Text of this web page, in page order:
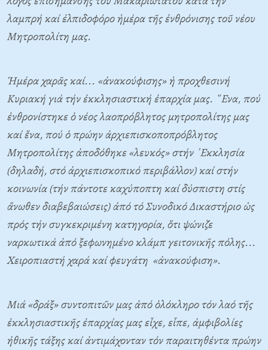
λαμπρή καί ἐλπιδοφόρο ἡμέρα τῆς ἐνθρόνισης τοῦ νέου
Μητροπολίτη μας.
Ἡμέρα χαρᾶς καί... «ἀνακούφισης» ἡ προχθεσινή
Κυριακή γιά τήν ἐκκλησιαστική ἐπαρχία μας. ῞Ενα, πού
ἐνθρονίστηκε ὁ νέος λαοπρόβλητος μητροπολίτης μας
καί ἕνα, πού ὁ πρώην ἀρχιεπισκοποπρόβλητος
Μητροπολίτης ἀποδόθηκε «λευκός» στήν ᾿Εκκλησία
(δηλαδή, στό ἀρχιεπισκοπικό περιβάλλον) καί στήν
κοινωνία (τήν πάντοτε καχύποπτη καί δύσπιστη στίς
ἄνωθεν διαβεβαιώσεις) ἀπό τό Συνοδικό Δικαστήριο ὡς
πρός τήν συγκεκριμένη κατηγορία, ὅτι ψώνιζε
ναρκωτικά ἀπό ξεφωνημένο κλάμπ γειτονικῆς πόλης...
Χειροπιαστή χαρά καί φευγάτη «ἀνακούφιση».
Μιά «δράξ» συντοπιτῶν μας ἀπό ὁλόκληρο τόν λαό τῆς
ἐκκλησιαστικῆς ἐπαρχίας μας εἶχε, εἶπε, ἀμφιβολίες
ἠθικῆς τάξης καί ἀντιμάχονταν τόν παραιτηθέντα πρώην